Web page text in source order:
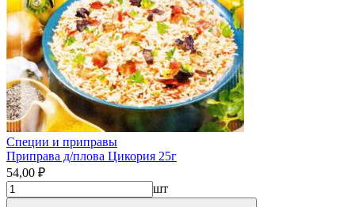
Специи и приправы
Приправа д/плова Цикория 25г
54,00 ₽
шт